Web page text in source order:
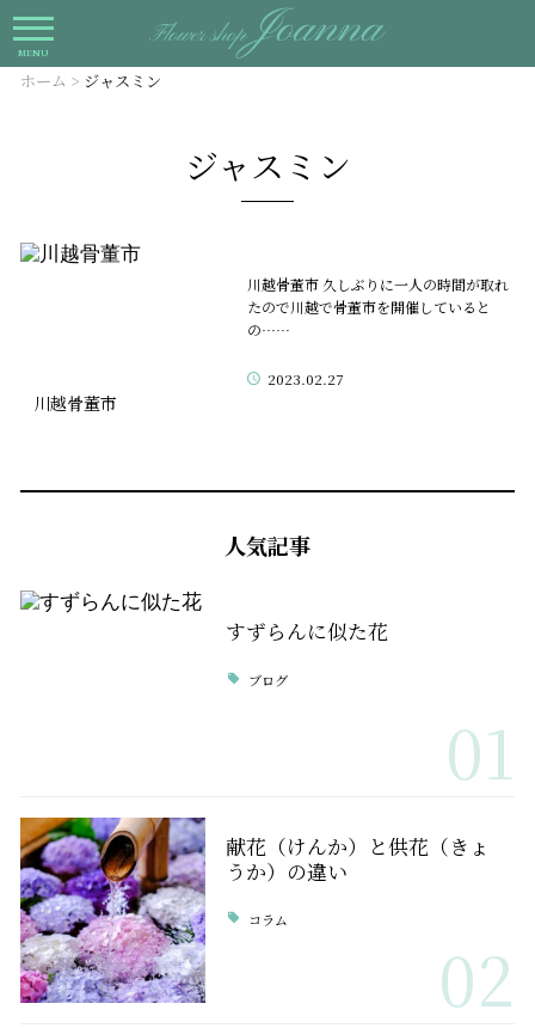
MENU
ホーム > ジャスミン
ジャスミン
川越骨董市
川越骨董市 久しぶりに一人の時間が取れ
たので川越で骨董市を開催していると
の……
2023.02.27
人気記事
すずらんに似た花
ブログ
01
献花（けんか）と供花（きょ
うか）の違い
コラム
02